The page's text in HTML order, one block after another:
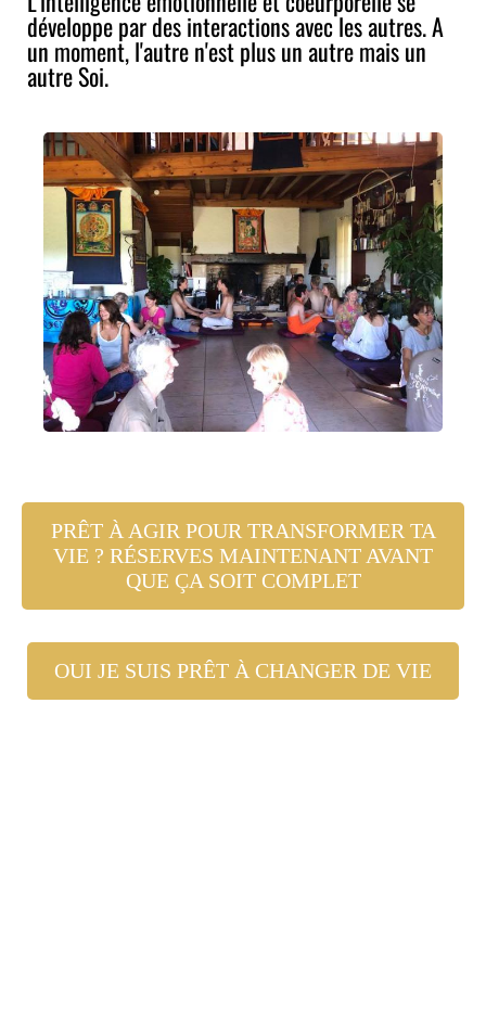
développe par des interactions avec les autres. A
un moment, l'autre n'est plus un autre mais un
autre Soi.
PRÊT À AGIR POUR TRANSFORMER TA
VIE ? RÉSERVES MAINTENANT AVANT
QUE ÇA SOIT COMPLET
OUI JE SUIS PRÊT À CHANGER DE VIE